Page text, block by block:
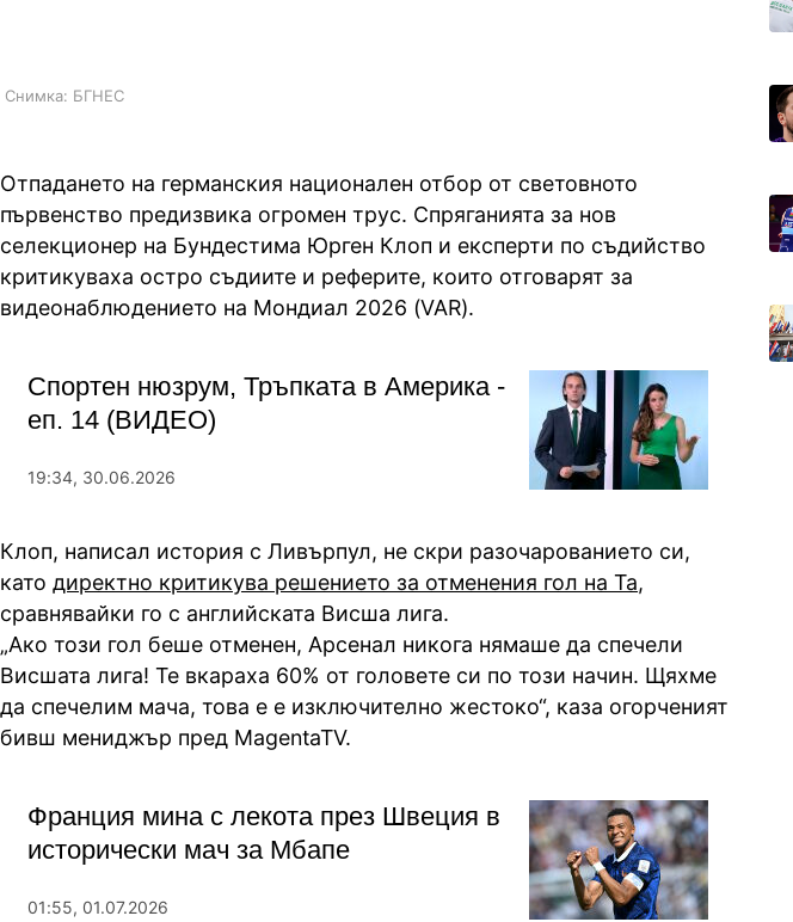
Снимка: БГНЕС
Отпадането на германския национален отбор от световното
първенство предизвика огромен трус. Спряганията за нов
селекционер на Бундестима Юрген Клоп и експерти по съдийство
критикуваха остро съдиите и реферите, които отговарят за
видеонаблюдението на Мондиал 2026 (VAR).
Спортен нюзрум, Тръпката в Америка -
еп. 14 (ВИДЕО)
19:34, 30.06.2026
Клоп, написал история с Ливърпул, не скри разочарованието си,
като директно критикува решението за отменения гол на Та,
сравнявайки го с английската Висша лига.
„Ако този гол беше отменен, Арсенал никога нямаше да спечели
Висшата лига! Те вкараха 60% от головете си по този начин. Щяхме
да спечелим мача, това е е изключително жестоко“, каза огорченият
бивш мениджър пред MagentaTV.
Франция мина с лекота през Швеция в
исторически мач за Мбапе
01:55, 01.07.2026